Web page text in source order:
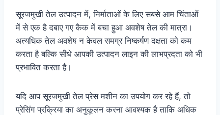
सूरजमुखी तेल उत्पादन में, निर्माताओं के लिए सबसे आम चिंताओं
में से एक है दबाए गए कैक में बचा हुआ अवशेष तेल की मात्रा।
अत्यधिक तेल अवशेष न केवल समग्र निष्कर्षण दक्षता को कम
करता है बल्कि सीधे आपकी उत्पादन लाइन की लाभप्रदता को भी
प्रभावित करता है।
यदि आप सूरजमुखी तेल प्रेस मशीन का उपयोग कर रहे हैं, तो
प्रेसिंग प्रक्रिया का अनुकूलन करना आवश्यक है ताकि अधिक